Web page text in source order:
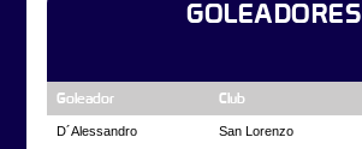
GOLEADORES
Goleador Club
D´Alessandro San Lorenzo